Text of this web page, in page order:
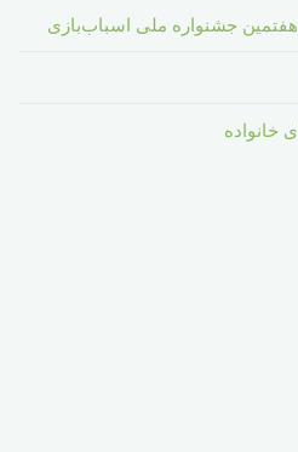
جشنواره ملی اسباب‌بازی
خانواده